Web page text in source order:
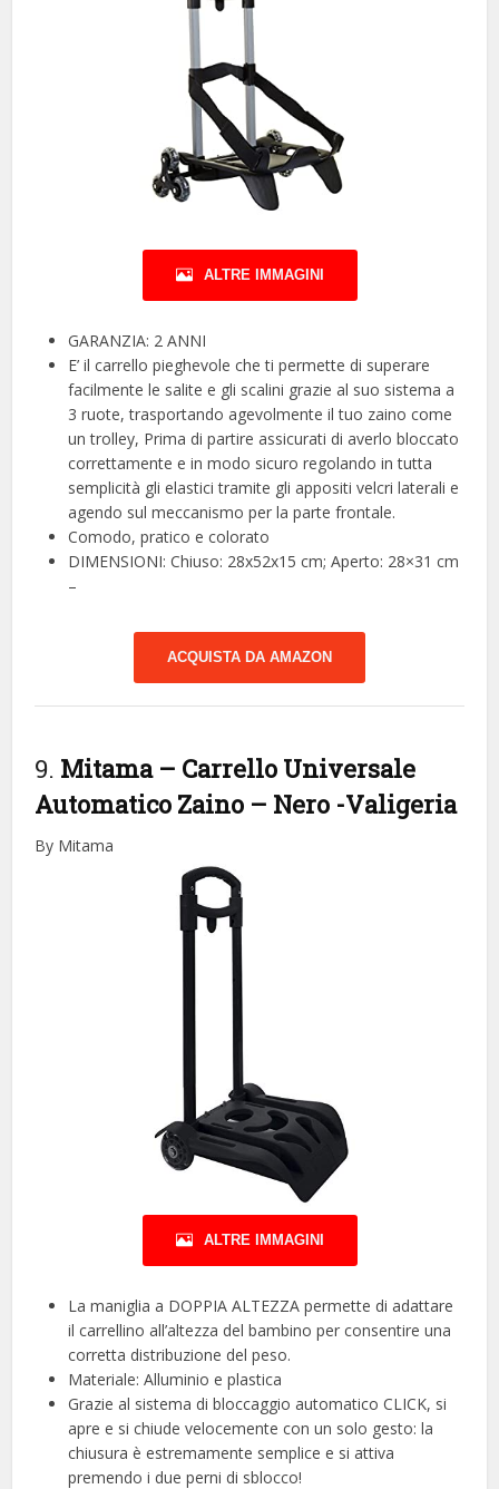
ALTRE IMMAGINI
GARANZIA: 2 ANNI
E’ il carrello pieghevole che ti permette di superare
facilmente le salite e gli scalini grazie al suo sistema a
3 ruote, trasportando agevolmente il tuo zaino come
un trolley, Prima di partire assicurati di averlo bloccato
correttamente e in modo sicuro regolando in tutta
semplicità gli elastici tramite gli appositi velcri laterali e
agendo sul meccanismo per la parte frontale.
Comodo, pratico e colorato
DIMENSIONI: Chiuso: 28x52x15 cm; Aperto: 28×31 cm
–
ACQUISTA DA AMAZON
9. Mitama – Carrello Universale
Automatico Zaino – Nero -Valigeria
By Mitama
ALTRE IMMAGINI
La maniglia a DOPPIA ALTEZZA permette di adattare
il carrellino all’altezza del bambino per consentire una
corretta distribuzione del peso.
Materiale: Alluminio e plastica
Grazie al sistema di bloccaggio automatico CLICK, si
apre e si chiude velocemente con un solo gesto: la
chiusura è estremamente semplice e si attiva
premendo i due perni di sblocco!